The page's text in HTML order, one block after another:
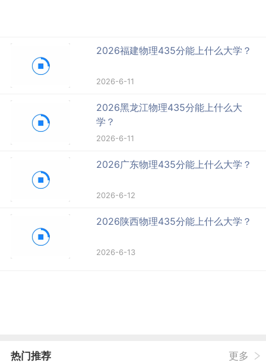
2026福建物理435分能上什么大学？
2026-6-11
2026黑龙江物理435分能上什么大
学？
2026-6-11
2026广东物理435分能上什么大学？
2026-6-12
2026陕西物理435分能上什么大学？
2026-6-13
热门推荐 更多